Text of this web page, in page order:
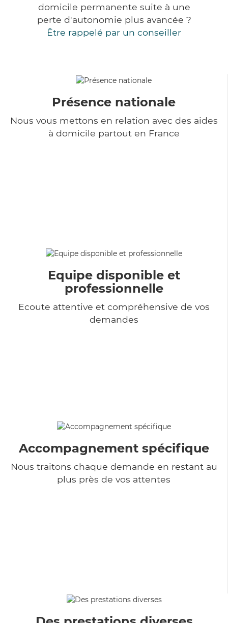
domicile permanente suite à une
perte d'autonomie plus avancée ?
Être rappelé par un conseiller
Présence nationale
Nous vous mettons en relation avec des aides
à domicile partout en France
Equipe disponible et
professionnelle
Ecoute attentive et compréhensive de vos
demandes
Accompagnement spécifique
Nous traitons chaque demande en restant au
plus près de vos attentes